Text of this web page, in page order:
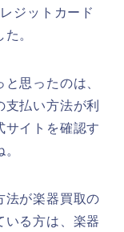
レジットカード
。
思ったのは、
払い方法が利
サイトを確認す
法が楽器買取の
いる方は、楽器